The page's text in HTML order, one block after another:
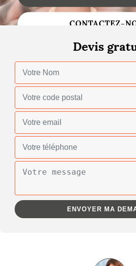
Changement de
Gouttières
Réparation de
CONTACTEZ-
Devis